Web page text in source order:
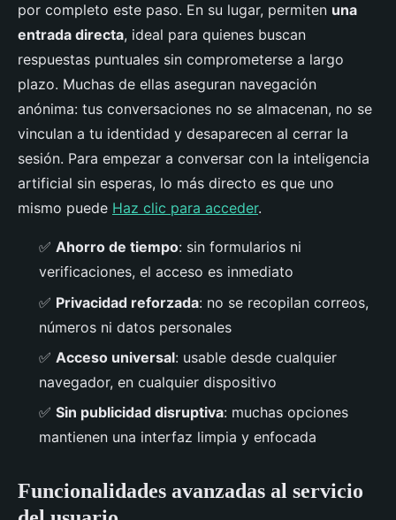
por completo este paso. En su lugar, permiten una
entrada directa, ideal para quienes buscan
respuestas puntuales sin comprometerse a largo
plazo. Muchas de ellas aseguran navegación
anónima: tus conversaciones no se almacenan, no se
vinculan a tu identidad y desaparecen al cerrar la
sesión. Para empezar a conversar con la inteligencia
artificial sin esperas, lo más directo es que uno
mismo puede Haz clic para acceder.
✅ Ahorro de tiempo: sin formularios ni
verificaciones, el acceso es inmediato
✅ Privacidad reforzada: no se recopilan correos,
números ni datos personales
✅ Acceso universal: usable desde cualquier
navegador, en cualquier dispositivo
✅ Sin publicidad disruptiva: muchas opciones
mantienen una interfaz limpia y enfocada
Funcionalidades avanzadas al servicio